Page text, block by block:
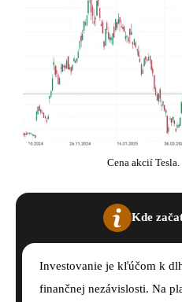
Cena akcií
Kde
Investovanie je kľúčom k
finančnej nezávislosti. Na